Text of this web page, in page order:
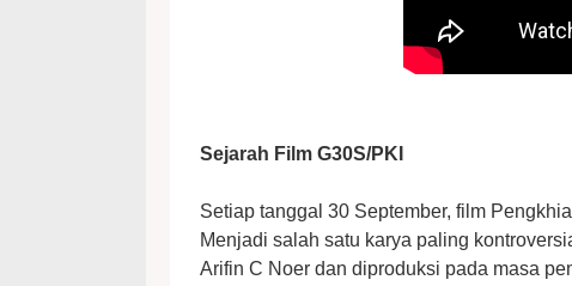
Sejarah Film G30S/PKI
Setiap tanggal 30 September, film
Menjadi salah satu karya paling
Arifin C Noer dan diproduksi pada masa